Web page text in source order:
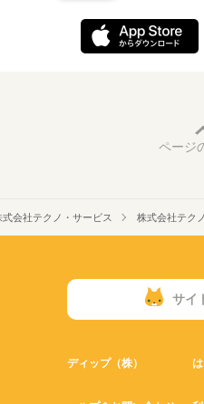
ページ
式会社テクノ・サービス 株式会社テク
サイ
ディップ（株）